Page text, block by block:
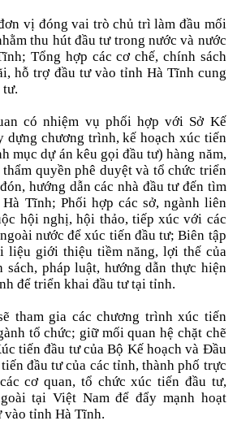
vị đóng vai trò chủ trì làm đầu mối
thu hút đầu tư trong nước và nước
Tổng hợp các cơ chế, chính sách
hỗ trợ đầu tư vào tỉnh Hà Tĩnh cung
tư.
có nhiệm vụ phối hợp với Sở Kế
dựng chương trình, kế hoạch xúc tiến
mục dự án kêu gọi đầu tư) hàng năm,
quyền phê duyệt và tổ chức triển
hướng dẫn các nhà đầu tư đến tìm
Tĩnh; Phối hợp các sở, ngành liên
hội nghị, hội thảo, tiếp xúc với các
nước để xúc tiến đầu tư; Biên tập
liệu giới thiệu tiềm năng, lợi thế của
pháp luật, hướng dẫn thực hiện
để triển khai đầu tư tại tỉnh.
tham gia các chương trình xúc tiến
tổ chức; giữ mối quan hệ chặt chẽ
tiến đầu tư của Bộ Kế hoạch và Đầu
đầu tư của các tỉnh, thành phố trực
cơ quan, tổ chức xúc tiến đầu tư,
tại Việt Nam để đẩy mạnh hoạt
vào tỉnh Hà Tĩnh.